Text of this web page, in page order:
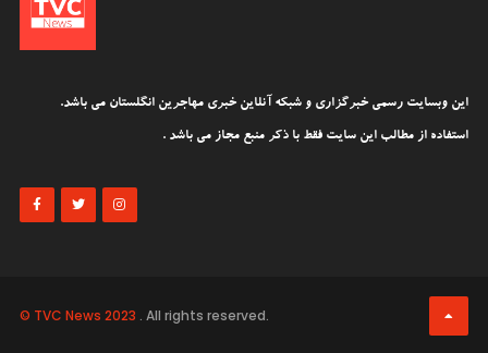
این وبسایت رسمی خبرگزاری و شبکه آنلاین خبری مهاجرین انگلستان می باشد.
استفاده از مطالب این سایت فقط با ذکر منبع مجاز می باشد .
© TVC News 2023 . All rights reserved.